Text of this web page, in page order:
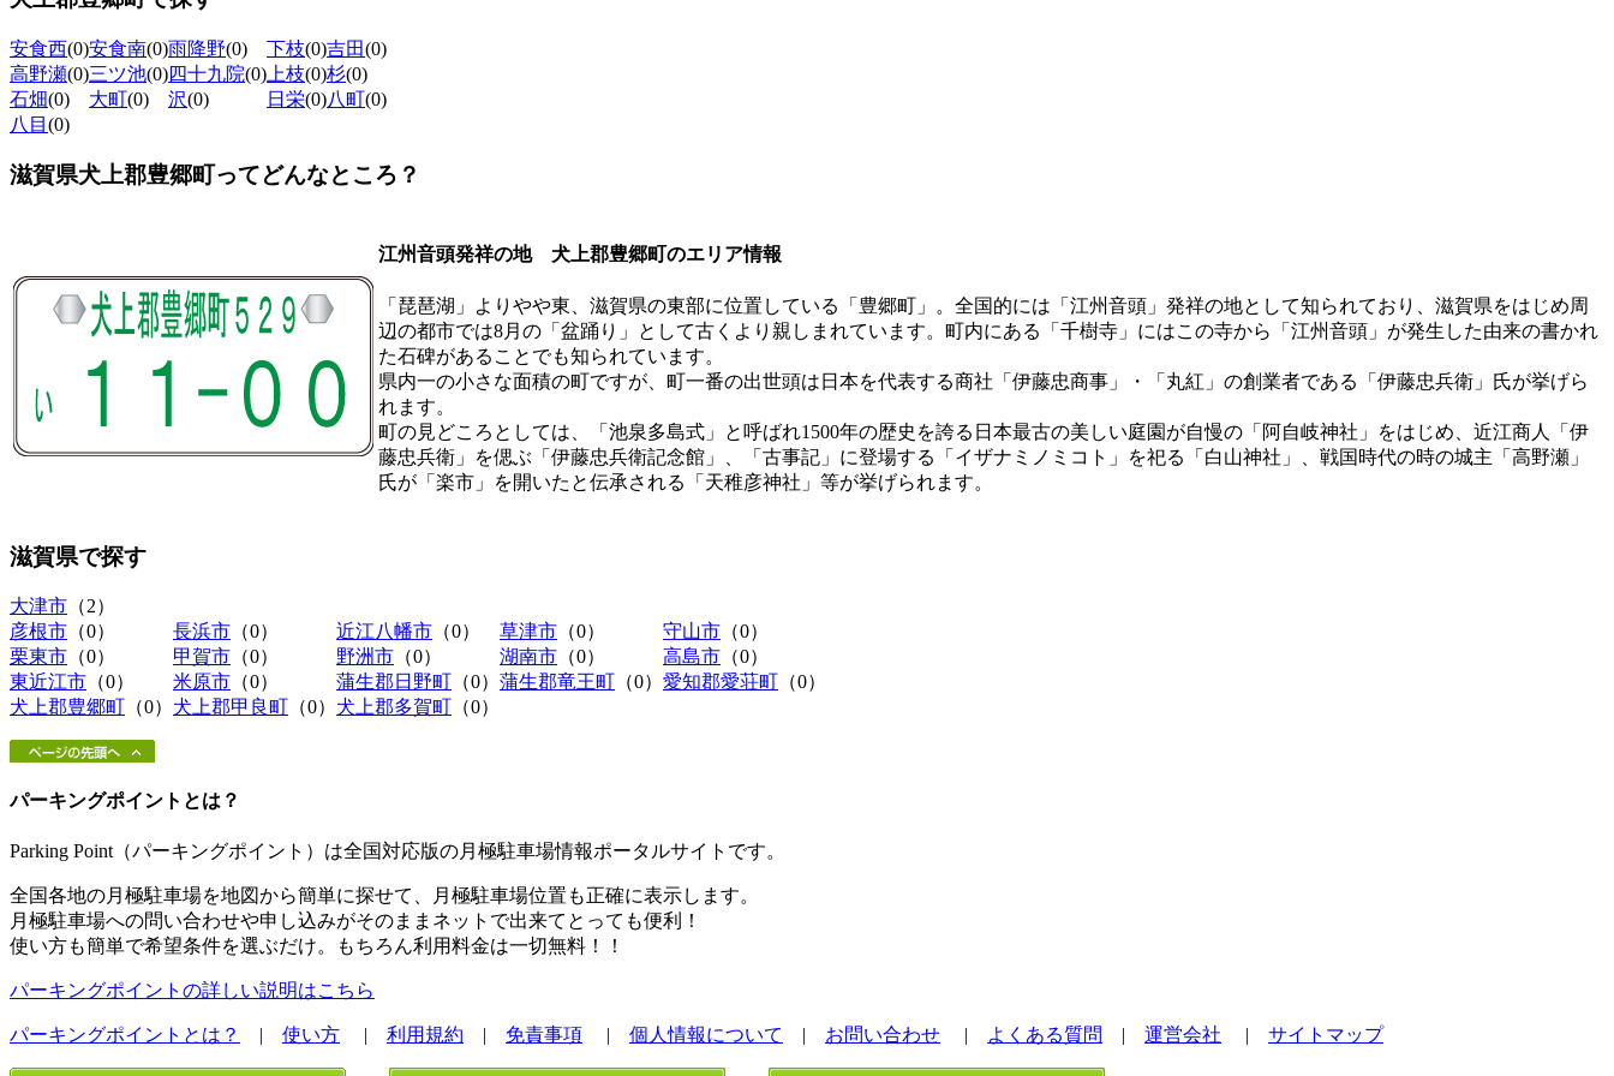
安食西(0)安食南(0)雨降野(0) 下枝(0)吉田(0)
高野瀬(0)三ツ池(0)四十九院(0) 上枝(0)杉(0)
石畑(0) 大町(0) 沢(0) 日栄(0)八町(0)
八目 (0)
滋賀県犬上郡豊郷町ってどんなところ？
江州音頭発祥の地 犬上郡豊郷町のエリア情報
「琵琶湖」よりやや東、滋賀県の東部に位置している「豊郷町」。全国的には「江州音頭」発祥の地として知られており、滋賀県をはじめ周
辺の都市では8月の「盆踊り」として古くより親しまれています。町内にある「千樹寺」にはこの寺から「江州音頭」が発生した由来の書かれ
た石碑があることでも知られています。
県内一の小さな面積の町ですが、町一番の出世頭は日本を代表する商社「伊藤忠商事」・「丸紅」の創業者である「伊藤忠兵衛」氏が挙げら
れます。
町の見どころとしては、「池泉多島式」と呼ばれ1500年の歴史を誇る日本最古の美しい庭園が自慢の「阿自岐神社」をはじめ、近江商人「伊
藤忠兵衛」を偲ぶ「伊藤忠兵衛記念館」、「古事記」に登場する「イザナミノミコト」を祀る「白山神社」、戦国時代の時の城主「高野瀬」
氏が「楽市」を開いたと伝承される「天稚彦神社」等が挙げられます。
滋賀県で探す
大津市 （2）
彦根市 （0） 長浜市 （0） 近江八幡市 （0） 草津市 （0） 守山市 （0）
栗東市 （0） 甲賀市 （0） 野洲市 （0） 湖南市 （0） 高島市 （0）
東近江市 （0） 米原市 （0） 蒲生郡日野町 （0） 蒲生郡竜王町 （0） 愛知郡愛荘町 （0）
犬上郡豊郷町 （0） 犬上郡甲良町 （0） 犬上郡多賀町 （0）
パーキングポイントとは？
Parking Point（パーキングポイント）は全国対応版の月極駐車場情報ポータルサイトです。
全国各地の月極駐車場を地図から簡単に探せて、月極駐車場位置も正確に表示します。
月極駐車場への問い合わせや申し込みがそのままネットで出来てとっても便利！
使い方も簡単で希望条件を選ぶだけ。もちろん利用料金は一切無料！！
パーキングポイントの詳しい説明はこちら
パーキングポイントとは？ | 使い方 | 利用規約 | 免責事項 | 個人情報について | お問い合わせ | よくある質問 | 運営会社 | サイトマップ